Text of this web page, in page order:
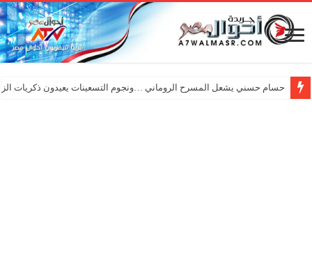
حسام حسني يشعل المسرح الروماني …ونجوم التسعينات يعيدون ذكريات